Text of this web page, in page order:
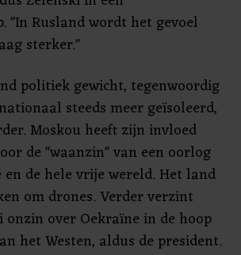
"In Rusland wordt het gevoel
sterker."
politiek gewicht, tegenwoordig
steeds meer geïsoleerd,
Moskou heeft zijn invloed
de "waanzin" van een oorlog
de hele vrije wereld. Het land
om drones. Verder verzint
over Oekraïne in de hoop
het Westen, aldus de president.